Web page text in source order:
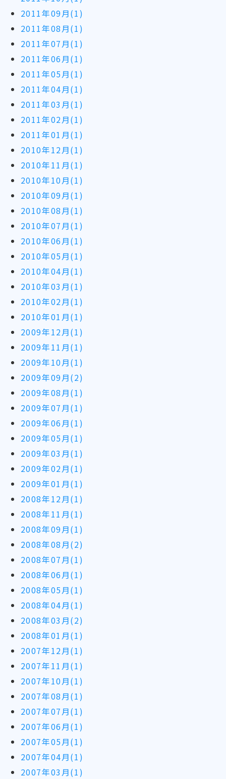
2011年09月(1)
2011年08月(1)
2011年07月(1)
2011年06月(1)
2011年05月(1)
2011年04月(1)
2011年03月(1)
2011年02月(1)
2011年01月(1)
2010年12月(1)
2010年11月(1)
2010年10月(1)
2010年09月(1)
2010年08月(1)
2010年07月(1)
2010年06月(1)
2010年05月(1)
2010年04月(1)
2010年03月(1)
2010年02月(1)
2010年01月(1)
2009年12月(1)
2009年11月(1)
2009年10月(1)
2009年09月(2)
2009年08月(1)
2009年07月(1)
2009年06月(1)
2009年05月(1)
2009年03月(1)
2009年02月(1)
2009年01月(1)
2008年12月(1)
2008年11月(1)
2008年09月(1)
2008年08月(2)
2008年07月(1)
2008年06月(1)
2008年05月(1)
2008年04月(1)
2008年03月(2)
2008年01月(1)
2007年12月(1)
2007年11月(1)
2007年10月(1)
2007年08月(1)
2007年07月(1)
2007年06月(1)
2007年05月(1)
2007年04月(1)
2007年03月(1)